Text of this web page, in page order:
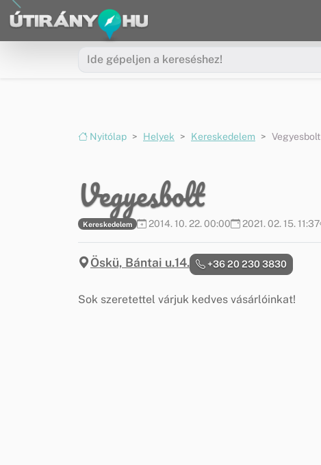
Ugrás a menüre
Ugrás a tartalomra
Nyitólap Helyek Kereskedelem Vegyesbolt
Vegyesbolt
Kereskedelem 2014. 10. 22. 00:00 2021. 02. 15. 11:37
Öskü, Bántai u.14. +36 20 230 3830
Sok szeretettel várjuk kedves vásárlóinkat!